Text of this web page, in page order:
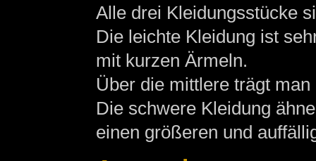
Alle drei Kleidungsstücke
Die leichte Kleidung ist
mit kurzen Ärmeln.
Über die mittlere trägt
Die schwere Kleidung
einen größeren und